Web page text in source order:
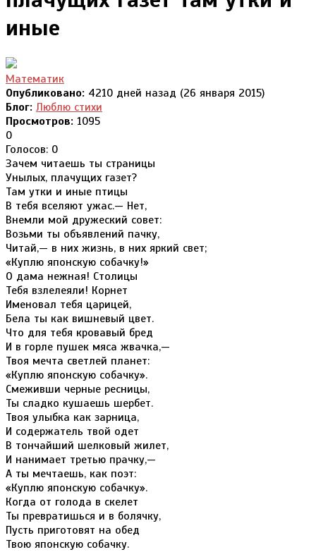
иные
Математик
Опубликовано: 4210 дней назад (26 января 2015)
Блог: Люблю стихи
Просмотров: 1095
0
Голосов: 0
Зачем читаешь ты страницы
Унылых, плачущих газет?
Там утки и иные птицы
В тебя вселяют ужас.— Нет,
Внемли мой дружеский совет:
Возьми ты объявлений пачку,
Читай,— в них жизнь, в них яркий свет;
«Куплю японскую собачку!»
О дама нежная! Столицы
Тебя взлелеяли! Корнет
Именовал тебя царицей,
Бела ты как вишневый цвет.
Что для тебя кровавый бред
И в горле пушек мяса жвачка,—
Твоя мечта светлей планет:
«Куплю японскую собачку».
Смеживши черные ресницы,
Ты сладко кушаешь шербет.
Твоя улыбка как зарница,
И содержатель твой одет
В тончайший шелковый жилет,
И нанимает третью прачку,—
А ты мечтаешь, как поэт:
«Куплю японскую собачку».
Когда от голода в скелет
Ты превратишься и в болячку,
Пусть приготовят на обед
Твою японскую собачку.